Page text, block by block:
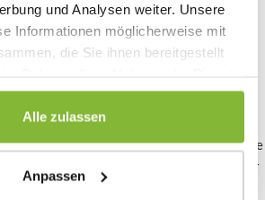
und Analysen weiter. Unsere
Informationen möglicherweise mit
die Sie ihnen bereitgestellt
Alle zulassen
Anpassen
portugiesischen
kann dunkle oder kahle Stellen
Schimmelbildung, aber auch durch
Raupen können Löcher in die Pflanze
Schildläuse können zu Verfärbungen der
mit Blattläusen ist an gekräuselten